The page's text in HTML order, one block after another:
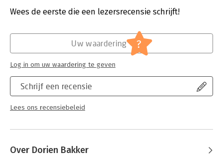
Verschijningsdatum:
22-12-2025
Burgerlijk recht: algemeen,
Omgevingsrecht
Wees de eerste die een lezersrecensie schrijft!
Schrijf een recensie
Lees ons recensiebeleid
Uw waardering ?
Log in om uw waardering te geven
Over Dorien Bakker